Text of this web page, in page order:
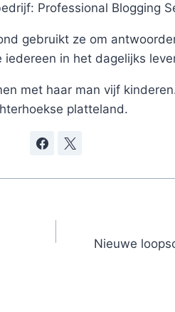
Professional Blogging
gebruikt ze om
in het dagelijks
met haar man vijf
platteland.
Nieuwe